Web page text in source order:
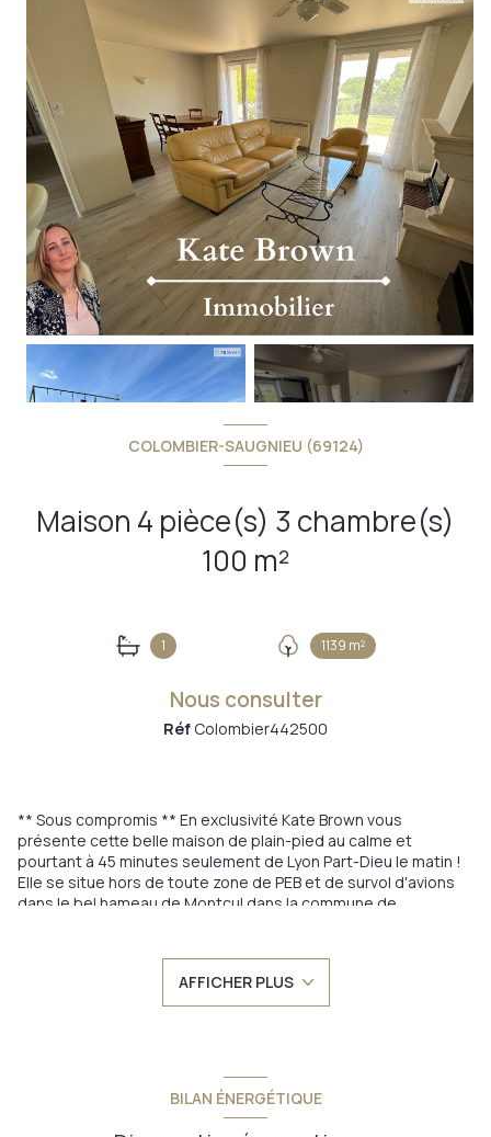
+14
COLOMBIER-SAUGNIEU (69124)
Maison 4 pièce(s) 3 chambre(s)
100 m²
1 1139 m²
Nous consulter
Réf Colombier442500
** Sous compromis ** En exclusivité Kate Brown vous
présente cette belle maison de plain-pied au calme et
pourtant à 45 minutes seulement de Lyon Part-Dieu le matin !
Elle se situe hors de toute zone de PEB et de survol d'avions
dans le bel hameau de Montcul dans la commune de
collège... Colombier-Saugnieu est une ville riche
d'associations et d'activités culturelles ->100 m² habitable sur
sous-sol complet de 100 m², le tout sur une parcelle de 1 139
revente de la production des panneaux solaires de 1800 €/an
agréable et lumineuse par son exposition traversante Est-
AFFICHER PLUS
BILAN ÉNERGÉTIQUE